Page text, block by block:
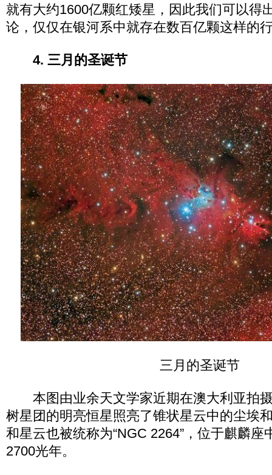
就有大约1600亿颗红矮星，因此我们可以得
论，仅仅在银河系中就存在数百亿颗这样的
4. 三月的圣诞节
三月的圣诞节
本图由业余天文学家近期在澳大利亚拍
树星团的明亮恒星照亮了锥状星云中的尘埃
和星云也被统称为“NGC 2264”，位于麒麟座
2700光年。